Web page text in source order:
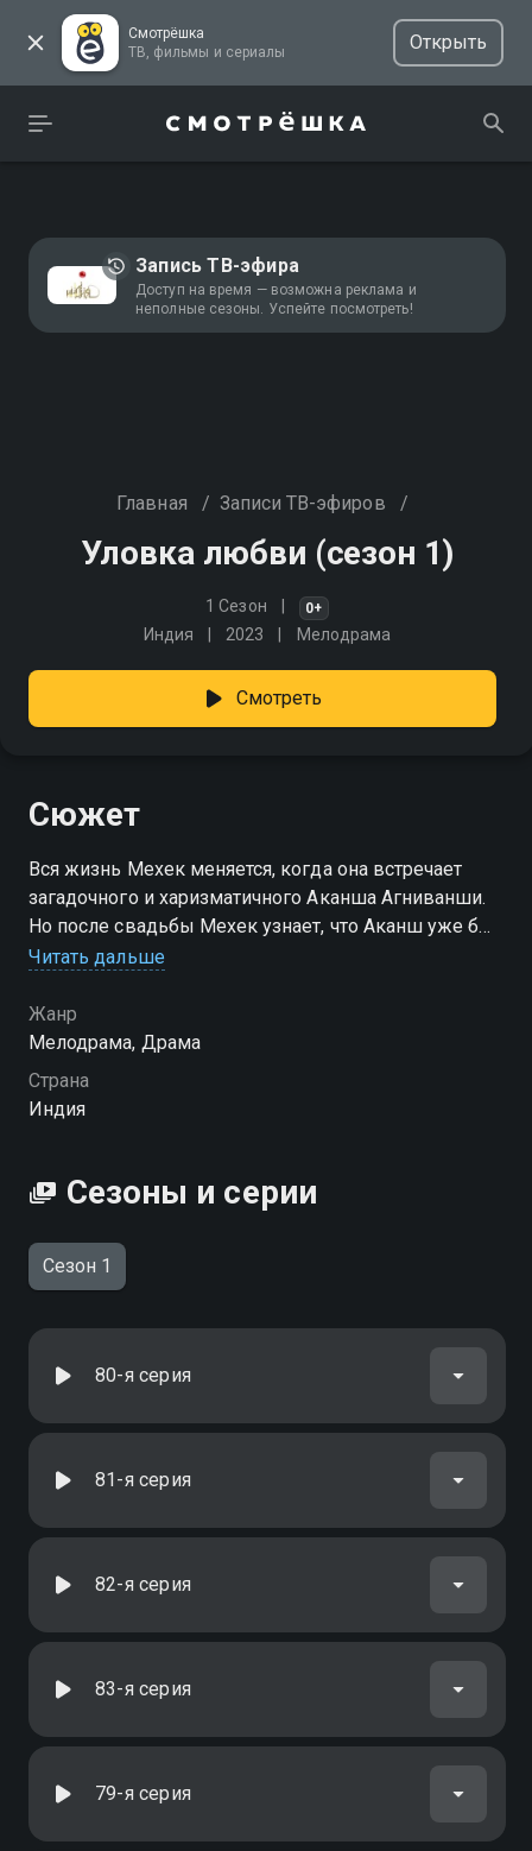
Смотрёшка
ТВ, фильмы и сериалы
Открыть
Запись ТВ-эфира
Доступ на время — возможна реклама и
неполные сезоны. Успейте посмотреть!
Главная / Записи ТВ-эфиров /
Уловка любви (сезон 1)
1 Сезон 0+
Индия 2023 Мелодрама
Смотреть
Сюжет
Вся жизнь Мехек меняется, когда она встречает
загадочного и харизматичного Аканша Агниванши.
Но после свадьбы Мехек узнает, что Аканш уже был
женат, и его первая жена - ее родная сестра
Посмотреть онлайн 1 сезон сериала Уловка любви
вы можете совершенно бесплатно в хорошем HD
качестве на Смотрёшке
Читать дальше
Жанр
Мелодрама, Драма
Страна
Индия
Сезоны и серии
Сезон 1
80-я серия
81-я серия
82-я серия
83-я серия
79-я серия